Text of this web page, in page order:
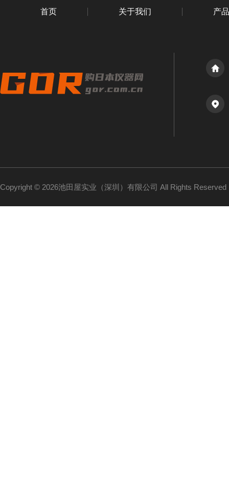
首页 关于我们 产
Copyright © 2026池田屋实业（深圳）有限公司 All Rights